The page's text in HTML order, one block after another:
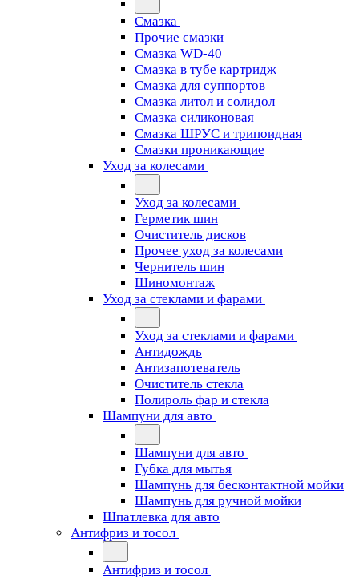
Смазка
Прочие смазки
Смазка WD-40
Смазка в тубе картридж
Смазка для суппортов
Смазка литол и солидол
Смазка силиконовая
Смазка ШРУС и трипоидная
Смазки проникающие
Уход за колесами
Уход за колесами
Герметик шин
Очиститель дисков
Прочее уход за колесами
Чернитель шин
Шиномонтаж
Уход за стеклами и фарами
Уход за стеклами и фарами
Антидождь
Антизапотеватель
Очиститель стекла
Полироль фар и стекла
Шампуни для авто
Шампуни для авто
Губка для мытья
Шампунь для бесконтактной мойки
Шампунь для ручной мойки
Шпатлевка для авто
Антифриз и тосол
Антифриз и тосол